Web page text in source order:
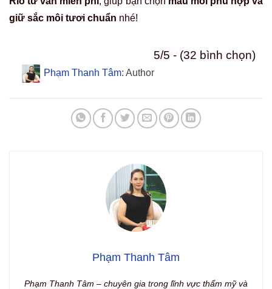
giữ sắc môi tươi chuẩn nhé!
5/5 - (32 bình chọn)
Phạm Thanh Tâm: Author
Phạm Thanh Tâm
Phạm Thanh Tâm – chuyên gia trong lĩnh vực thẩm mỹ và